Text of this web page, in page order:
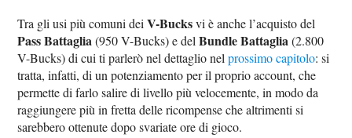
Tra gli usi più comuni deiV-Bucksvi è anche l’acquisto del
Pass Battaglia(950 V-Bucks) e delBundle Battaglia(2.800
V-Bucks) di cui ti parlerò nel dettaglio nelprossimo capitolo: si
tratta, infatti, di un potenziamento per il proprio account, che
permette di farlo salire di livello più velocemente, in modo da
raggiungere più in fretta delle ricompense che altrimenti si
sarebbero ottenute dopo svariate ore di gioco.